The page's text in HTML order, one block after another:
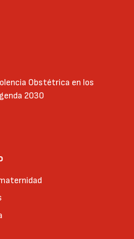
Obstétrica en los
2030